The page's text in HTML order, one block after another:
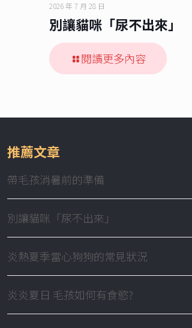
2026 年 7 月 28 日
別讓貓咪「尿不出來」
閱讀更多內容
推薦文章
帶毛孩消暑前的準備
別讓貓咪「尿不出來」
炎熱夏季當心狗狗的常見狀況
炎炎夏日 毛孩如何有食慾?